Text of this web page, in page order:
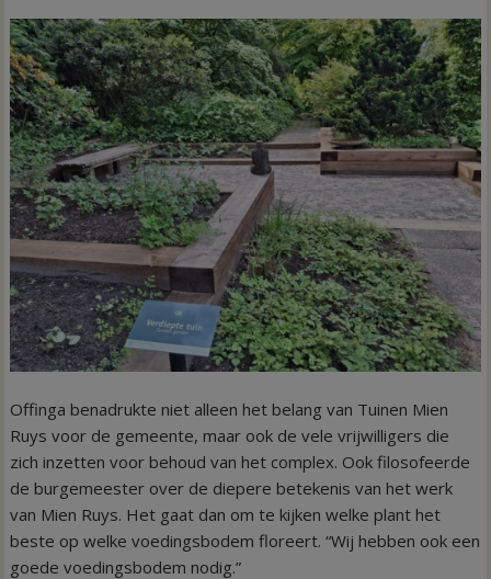
Offinga benadrukte niet alleen het belang van Tuinen Mien
Ruys voor de gemeente, maar ook de vele vrijwilligers die
zich inzetten voor behoud van het complex. Ook filosofeerde
de burgemeester over de diepere betekenis van het werk
van Mien Ruys. Het gaat dan om te kijken welke plant het
beste op welke voedingsbodem floreert. “Wij hebben ook een
goede voedingsbodem nodig.”